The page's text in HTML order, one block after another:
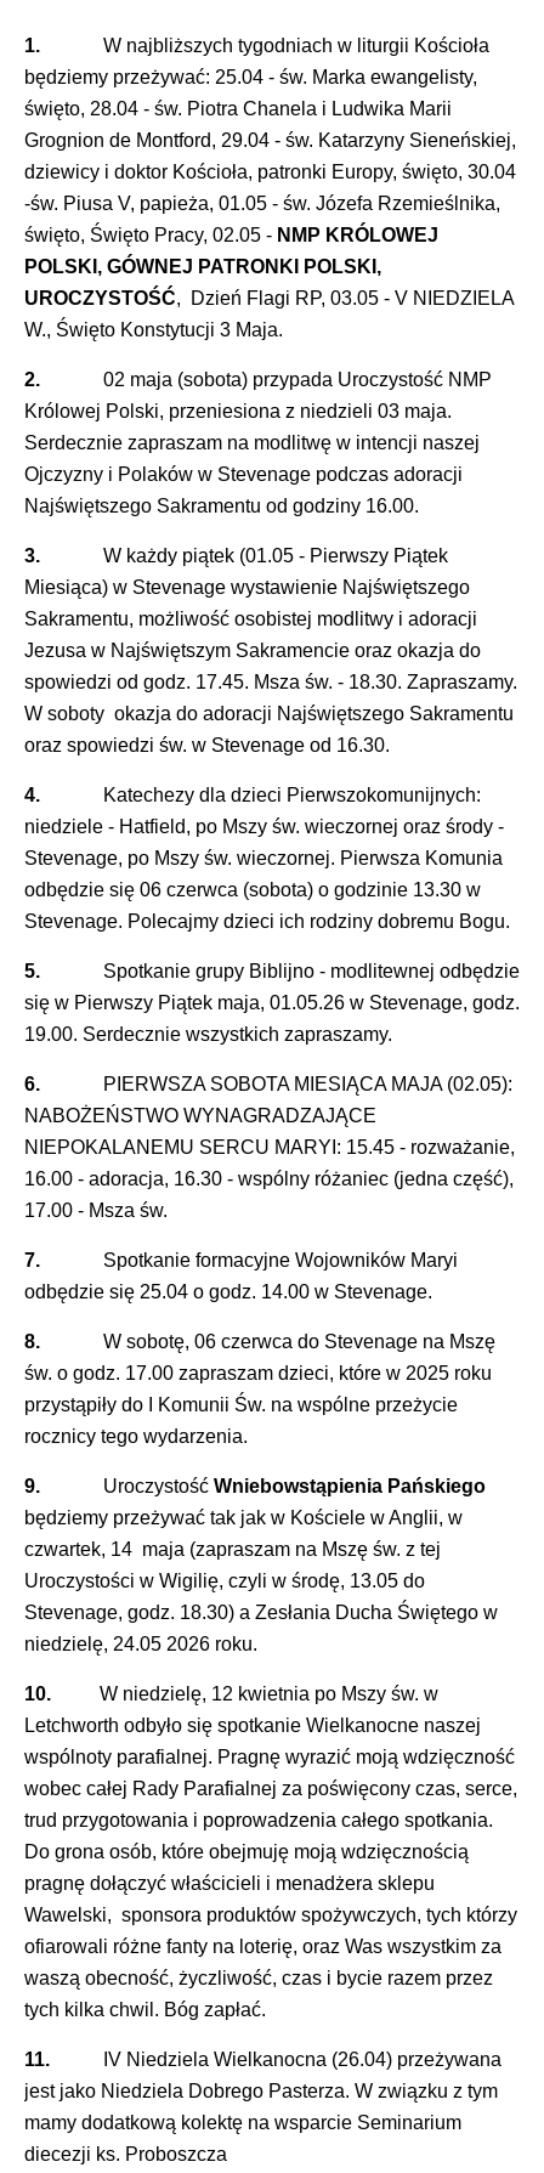
1. W najbliższych tygodniach w liturgii Kościoła
będziemy przeżywać: 25.04 - św. Marka ewangelisty,
święto, 28.04 - św. Piotra Chanela i Ludwika Marii
Grognion de Montford, 29.04 - św. Katarzyny Sieneńskiej,
dziewicy i doktor Kościoła, patronki Europy, święto, 30.04
-św. Piusa V, papieża, 01.05 - św. Józefa Rzemieślnika,
święto, Święto Pracy, 02.05 - NMP KRÓLOWEJ
POLSKI, GÓWNEJ PATRONKI POLSKI,
UROCZYSTOŚĆ, Dzień Flagi RP, 03.05 - V NIEDZIELA
W., Święto Konstytucji 3 Maja.
2. 02 maja (sobota) przypada Uroczystość NMP
Królowej Polski, przeniesiona z niedzieli 03 maja.
Serdecznie zapraszam na modlitwę w intencji naszej
Ojczyzny i Polaków w Stevenage podczas adoracji
Najświętszego Sakramentu od godziny 16.00.
3. W każdy piątek (01.05 - Pierwszy Piątek
Miesiąca) w Stevenage wystawienie Najświętszego
Sakramentu, możliwość osobistej modlitwy i adoracji
Jezusa w Najświętszym Sakramencie oraz okazja do
spowiedzi od godz. 17.45. Msza św. - 18.30. Zapraszamy.
W soboty okazja do adoracji Najświętszego Sakramentu
oraz spowiedzi św. w Stevenage od 16.30.
4. Katechezy dla dzieci Pierwszokomunijnych:
niedziele - Hatfield, po Mszy św. wieczornej oraz środy -
Stevenage, po Mszy św. wieczornej. Pierwsza Komunia
odbędzie się 06 czerwca (sobota) o godzinie 13.30 w
Stevenage. Polecajmy dzieci ich rodziny dobremu Bogu.
5. Spotkanie grupy Biblijno - modlitewnej odbędzie
się w Pierwszy Piątek maja, 01.05.26 w Stevenage, godz.
19.00. Serdecznie wszystkich zapraszamy.
6. PIERWSZA SOBOTA MIESIĄCA MAJA (02.05):
NABOŻEŃSTWO WYNAGRADZAJĄCE
NIEPOKALANEMU SERCU MARYI: 15.45 - rozważanie,
16.00 - adoracja, 16.30 - wspólny różaniec (jedna część),
17.00 - Msza św.
7. Spotkanie formacyjne Wojowników Maryi
odbędzie się 25.04 o godz. 14.00 w Stevenage.
8. W sobotę, 06 czerwca do Stevenage na Mszę
św. o godz. 17.00 zapraszam dzieci, które w 2025 roku
przystąpiły do I Komunii Św. na wspólne przeżycie
rocznicy tego wydarzenia.
9. Uroczystość Wniebowstąpienia Pańskiego
będziemy przeżywać tak jak w Kościele w Anglii, w
czwartek, 14 maja (zapraszam na Mszę św. z tej
Uroczystości w Wigilię, czyli w środę, 13.05 do
Stevenage, godz. 18.30) a Zesłania Ducha Świętego w
niedzielę, 24.05 2026 roku.
10. W niedzielę, 12 kwietnia po Mszy św. w
Letchworth odbyło się spotkanie Wielkanocne naszej
wspólnoty parafialnej. Pragnę wyrazić moją wdzięczność
wobec całej Rady Parafialnej za poświęcony czas, serce,
trud przygotowania i poprowadzenia całego spotkania.
Do grona osób, które obejmuję moją wdzięcznością
pragnę dołączyć właścicieli i menadżera sklepu
Wawelski, sponsora produktów spożywczych, tych którzy
ofiarowali różne fanty na loterię, oraz Was wszystkim za
waszą obecność, życzliwość, czas i bycie razem przez
tych kilka chwil. Bóg zapłać.
11.
IV Niedziela Wielkanocna (26.04) przeżywana
jest jako Niedziela Dobrego Pasterza. W związku z tym
mamy dodatkową kolektę na wsparcie Seminarium
diecezji ks. Proboszcza